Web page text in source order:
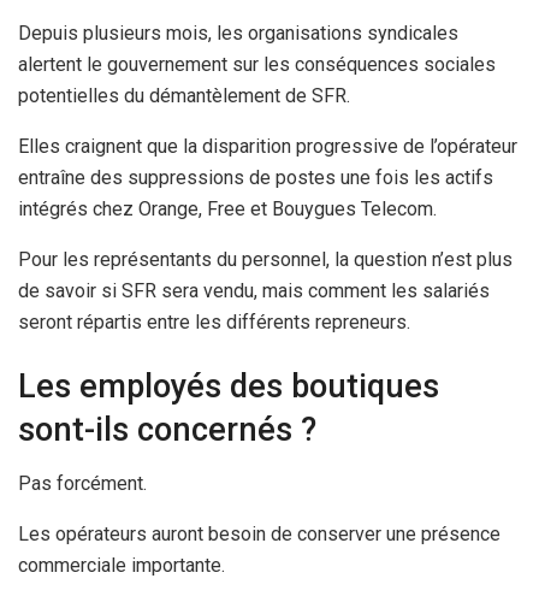
Depuis plusieurs mois, les organisations syndicales
alertent le gouvernement sur les conséquences sociales
potentielles du démantèlement de SFR.
Elles craignent que la disparition progressive de l’opérateur
entraîne des suppressions de postes une fois les actifs
intégrés chez Orange, Free et Bouygues Telecom.
Pour les représentants du personnel, la question n’est plus
de savoir si SFR sera vendu, mais comment les salariés
seront répartis entre les différents repreneurs.
Les employés des boutiques
sont-ils concernés ?
Pas forcément.
Les opérateurs auront besoin de conserver une présence
commerciale importante.